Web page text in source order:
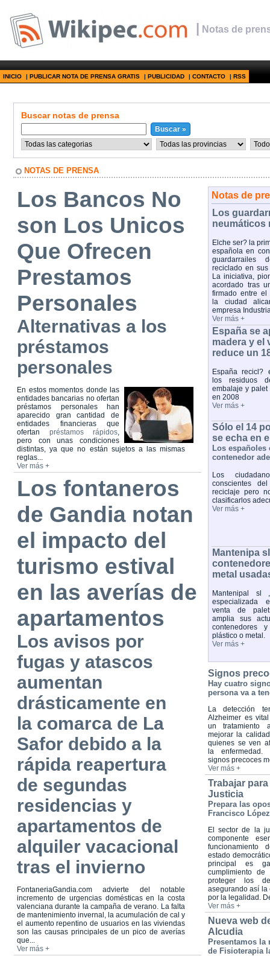
| Notas de
INICIO | PUBLICAR NOTA DE PRENSA GRATIS | PUBLICIDAD | CONTACTO | RSS
Buscar notas de prensa
NOTAS DE PRENSA
Los Bancos No
son Los Unicos
Que Ofrecen
Prestamos
Personales
Alternativas a los
préstamos
personales
En estos momentos donde las
entidades bancarias no ofertan
préstamos personales han
aparecido gran cantidad de
entidades financieras que
ofertan préstamos rápidos,
pero con unas condiciones
distintas, ya que no están sujetos a las mismas
reglas...
Ver más +
Los fontaneros
de Gandia notan
el impacto del
turismo estival
en las averías de
apartamentos
Los avisos por
fugas y atascos
aumentan
drásticamente en
la comarca de La
Safor debido a la
rápida reapertura
de segundas
residencias y
apartamentos de
alquiler vacacional
tras el invierno
FontaneriaGandia.com advierte del notable
incremento de urgencias domésticas en la costa
valenciana durante la campaña de verano. La falta
de mantenimiento invernal, la acumulación de cal y
el aumento repentino de usuarios en las viviendas
son las causas principales de un pico de averías
que...
Ver más +
Notas de
Los
neumáticos
Elche ser? la
española en
guardarrailes
reciclado en sus
La iniciativa,
acordado tras
firmado entre el
la ciudad
empresa
Ver más +
España se
madera y el
reduce un
España recicl?
los residuos
embalaje y palet
en 2008
Ver más +
Sólo el 14
se echa en
Los españoles
contenedor
Los
conscientes
reciclaje pero
clasificarlos
Ver más +
Mantenipa
metal
Mantenipal sl
especializada
venta de
amplia sus
contenedores
plástico o metal.
Ver más +
Signos
Hay cuatro
persona va a
La detección
Alzheimer es
un tratamiento
mejorar la
quienes se ven
la enfermedad.
signos precoces
Ver más +
Trabajar
Justicia
Prepara las
Francisco López
El sector de la
componente
funcionamiento
estado
principal es
cumplimiento
proteger los
asegurando así la
por la legalidad.
Ver más +
Nueva web
Alcudia
Presentamos la
de Fisioterapia